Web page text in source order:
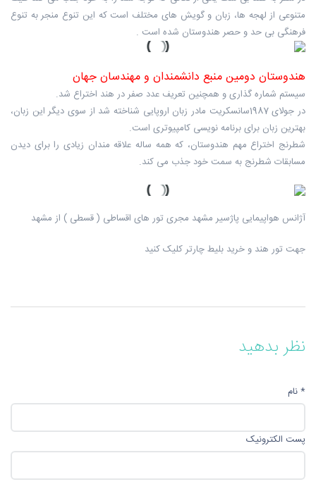
متنوعی از لهجه ها، زبان و گویش های مختلف است که این تنوع منجر به تنوع
فرهنگی بی حد و حصر هندوستان شده است .
هندوستان دومین منبع دانشمندان و مهندسان جهان
سیستم شماره گذاری و همچنین تعریف عدد صفر در هند اختراع شد.
در جولای 1987سانسکریت مادر زبان اروپایی شناخته شد از سوی دیگر این زبان،
بهترین زبان برای برنامه نویسی کامپیوتری است.
شطرنج اختراع مهم هندوستان، که همه ساله علاقه مندان زیادی را برای دیدن
مسابقات شطرنج به سمت خود جذب می کند.
آژانس هواپیمایی پاژسیر مشهد مجری تور های اقساطی ( قسطی ) از مشهد
جهت تور هند و خرید بلیط چارتر کلیک کنید
نظر بدهید
* نام
پست الکترونیک